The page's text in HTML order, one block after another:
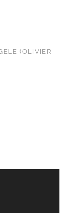
(OLIVIER